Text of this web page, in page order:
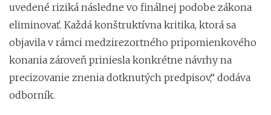
uvedené riziká následne vo finálnej podobe zákona
eliminovať. Každá konštruktívna kritika, ktorá sa
objavila v rámci medzirezortného pripomienkového
konania zároveň priniesla konkrétne návrhy na
precizovanie znenia dotknutých predpisov,“ dodáva
odborník.